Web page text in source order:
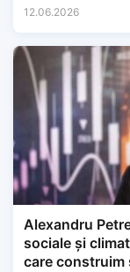
12.06.2026
Alexandru
sociale și
care construim